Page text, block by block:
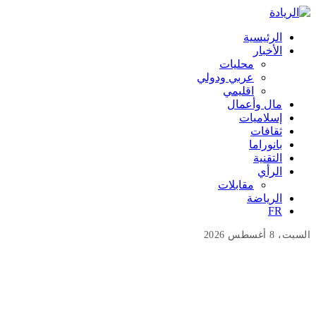
الرئيسية
الأخبار
محليات
عربي ودولي
اقليمي
مال وأعمال
إسلاميات
ثقافات
بانوراما
التقنية
الرأي
مقابلات
الرياضة
FR
السبت، 8 أغسطس 2026